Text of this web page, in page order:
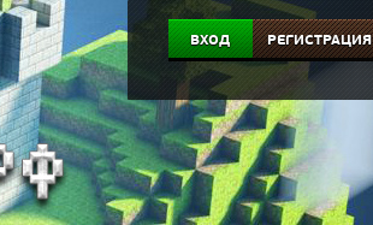
ВХОД РЕГИСТРАЦИЯ